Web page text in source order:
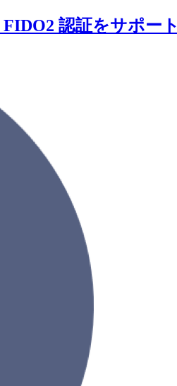
認証をサポート